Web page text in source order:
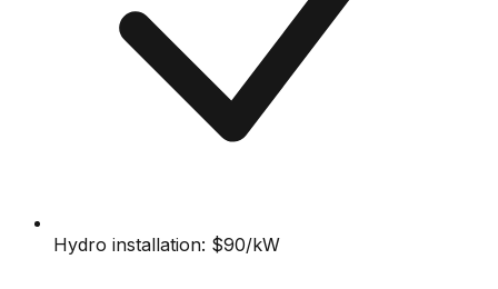
Hydro installation: $90/kW